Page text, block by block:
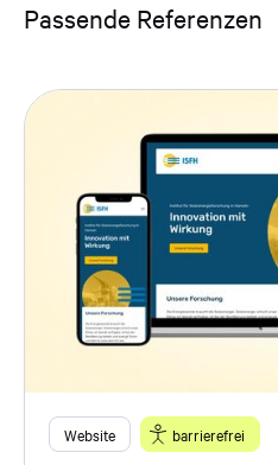
Passende Referenzen
Website barrierefrei